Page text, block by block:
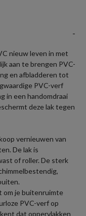
-
nieuw leven in met
aan te brengen PVC-
en afbladderen tot
PVC-verf
in een handomdraai
deze lak tegen
vernieuwen van
De lak is
of roller. De sterk
om je buitenruimte
PVC-verf op
dat oppervlakken